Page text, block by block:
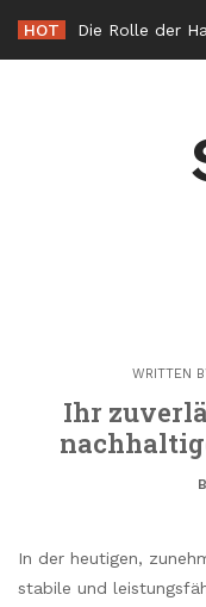
content
HOT
WRITTEN
Ihr
In der heutigen,
stabile und